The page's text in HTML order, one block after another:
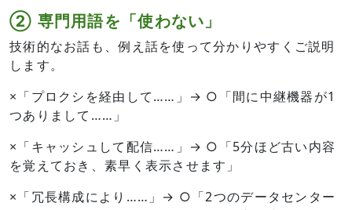
② 専門用語を「使わない」
技術的なお話も、例え話を使って分かりやすくご説明
します。
×「プロクシを経由して……」→ ○「間に中継機器が1
つありまして……」
×「キャッシュして配信……」→ ○「5分ほど古い内容
を覚えておき、素早く表示させます」
×「冗長構成により……」→ ○「2つのデータセンター